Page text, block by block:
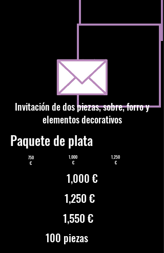
Invitación de dos piezas, sobre, forro y
elementos decorativos
Paquete de plata
750
€
1,000
€
1,250
€
1,000 €
1,250 €
1,550 €
100 piezas